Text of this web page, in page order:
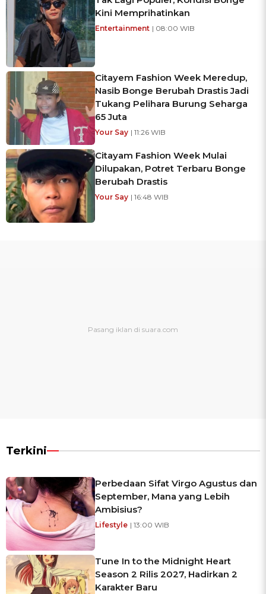
Kini Memprihatinkan
Entertainment | 08:00 WIB
Citayem Fashion Week Meredup,
Nasib Bonge Berubah Drastis Jadi
Tukang Pelihara Burung Seharga
65 Juta
Your Say | 11:26 WIB
Citayam Fashion Week Mulai
Dilupakan, Potret Terbaru Bonge
Berubah Drastis
Your Say | 16:48 WIB
Terkini
Perbedaan Sifat Virgo Agustus dan
September, Mana yang Lebih
Ambisius?
Lifestyle | 13:00 WIB
Tune In to the Midnight Heart
Season 2 Rilis 2027, Hadirkan 2
Karakter Baru